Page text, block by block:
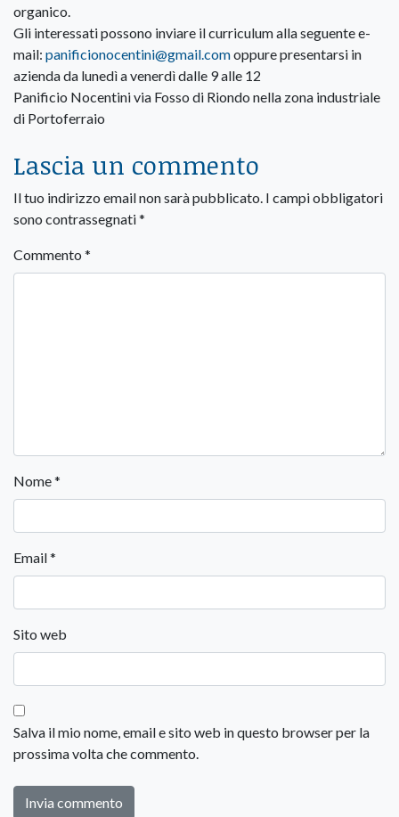
organico.
Gli interessati possono inviare il curriculum alla seguente e-
mail: panificionocentini@gmail.comoppure presentarsi in
azienda da lunedì a venerdì dalle 9 alle 12
Panificio Nocentini via Fosso di Riondo nella zona industriale
di Portoferraio
Lascia un commento
Il tuo indirizzo email non sarà pubblicato. I campi obbligatori
sono contrassegnati*
Commento *
Nome*
Email*
Sito web
Salva il mio nome, email e sito web in questo browser per la
prossima volta che commento.